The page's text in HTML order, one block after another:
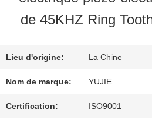
VISITE
CONTRÔLE
DE
de 45KHZ Ring
Lieu d'origine: La Chine
Nom de marque: YUJIE
Certification: ISO9001